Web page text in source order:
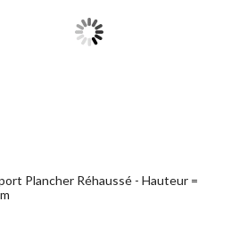
Plancher Réhaussé - Hauteur =